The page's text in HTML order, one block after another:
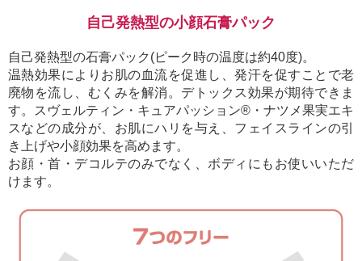
自己発熱型の小顔石膏パック
自己発熱型の石膏パック(ピーク時の温度は約40度)。
温熱効果によりお肌の血流を促進し、発汗を促すことで老
廃物を流し、むくみを解消。デトックス効果が期待できま
す。スヴェルティン・キュアパッション®・ナツメ果実エキ
スなどの成分が、お肌にハリを与え、フェイスラインの引
き上げや小顔効果を高めます。
お顔・首・デコルテのみでなく、ボディにもお使いいただ
けます。